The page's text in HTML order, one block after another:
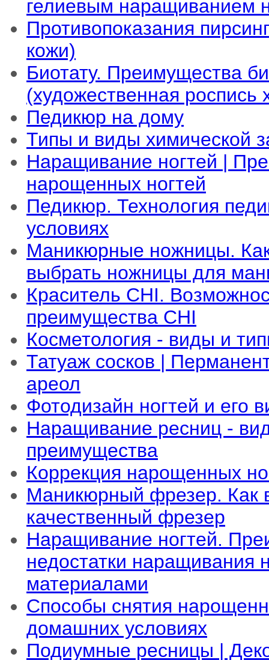
гелиевым наращиванием
Противопоказания
кожи)
Биотату. Преимущества
(художественная роспись
Педикюр на дому
Типы и виды химической
Наращивание ногтей |
нарощенных ногтей
Педикюр. Технология
условиях
Маникюрные ножницы.
выбрать ножницы для
Краситель CHI.
преимущества CHI
Косметология - виды и
Татуаж сосков |
ареол
Фотодизайн ногтей и его
Наращивание ресниц -
преимущества
Коррекция нарощенных
Маникюрный фрезер. Как
качественный фрезер
Наращивание ногтей.
недостатки наращивания
материалами
Способы снятия
домашних условиях
Подиумные ресницы |